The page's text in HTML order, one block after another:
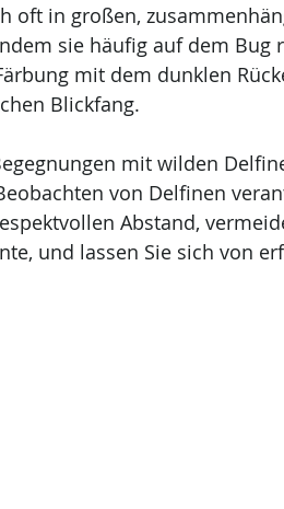
oft in großen,
sie häufig auf dem Bug
mit dem dunklen
Blickfang.
mit wilden
von Delfinen
Abstand,
und lassen Sie sich von